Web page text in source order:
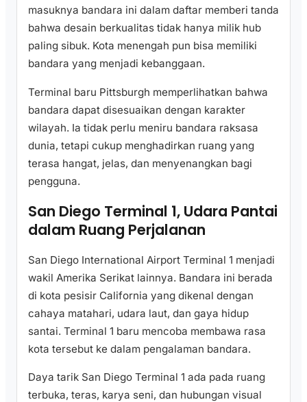
masuknya bandara ini dalam daftar memberi tanda
bahwa desain berkualitas tidak hanya milik hub
paling sibuk. Kota menengah pun bisa memiliki
bandara yang menjadi kebanggaan.
Terminal baru Pittsburgh memperlihatkan bahwa
bandara dapat disesuaikan dengan karakter
wilayah. Ia tidak perlu meniru bandara raksasa
dunia, tetapi cukup menghadirkan ruang yang
terasa hangat, jelas, dan menyenangkan bagi
pengguna.
San Diego Terminal 1, Udara Pantai
dalam Ruang Perjalanan
San Diego International Airport Terminal 1 menjadi
wakil Amerika Serikat lainnya. Bandara ini berada
di kota pesisir California yang dikenal dengan
cahaya matahari, udara laut, dan gaya hidup
santai. Terminal 1 baru mencoba membawa rasa
kota tersebut ke dalam pengalaman bandara.
Daya tarik San Diego Terminal 1 ada pada ruang
terbuka, teras, karya seni, dan hubungan visual